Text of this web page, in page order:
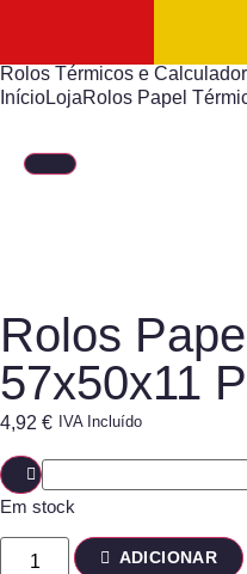
Rolos Térmicos e
InícioLojaRolos Papel
Rolos
57x50x11
4,92 € IVA Incluído
Em stock
ADICIONAR